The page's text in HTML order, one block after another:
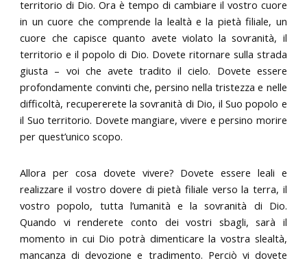
territorio di Dio. Ora è tempo di cambiare il vostro cuore
in un cuore che comprende la lealtà e la pietà filiale, un
cuore che capisce quanto avete violato la sovranità, il
territorio e il popolo di Dio. Dovete ritornare sulla strada
giusta – voi che avete tradito il cielo. Dovete essere
profondamente convinti che, persino nella tristezza e nelle
difficoltà, recupererete la sovranità di Dio, il Suo popolo e
il Suo territorio. Dovete mangiare, vivere e persino morire
per quest’unico scopo.
Allora per cosa dovete vivere? Dovete essere leali e
realizzare il vostro dovere di pietà filiale verso la terra, il
vostro popolo, tutta l’umanità e la sovranità di Dio.
Quando vi renderete conto dei vostri sbagli, sarà il
momento in cui Dio potrà dimenticare la vostra slealtà,
mancanza di devozione e tradimento. Perciò vi dovete